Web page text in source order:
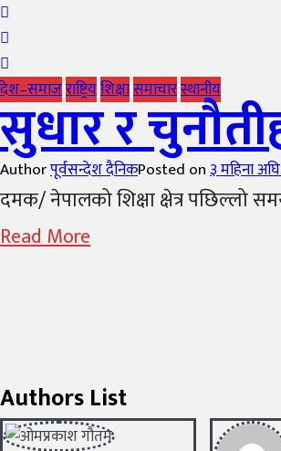
देश–समाजराष्ट्रियशिक्षासमाचारस्थानीय
सुधार र
Authorपूर्वसन्देश दैनिकPosted on३ महिना अघि
दमक/ नेपालको शिक्षा क्षेत्र पछिल्लो
Read More
Authors List